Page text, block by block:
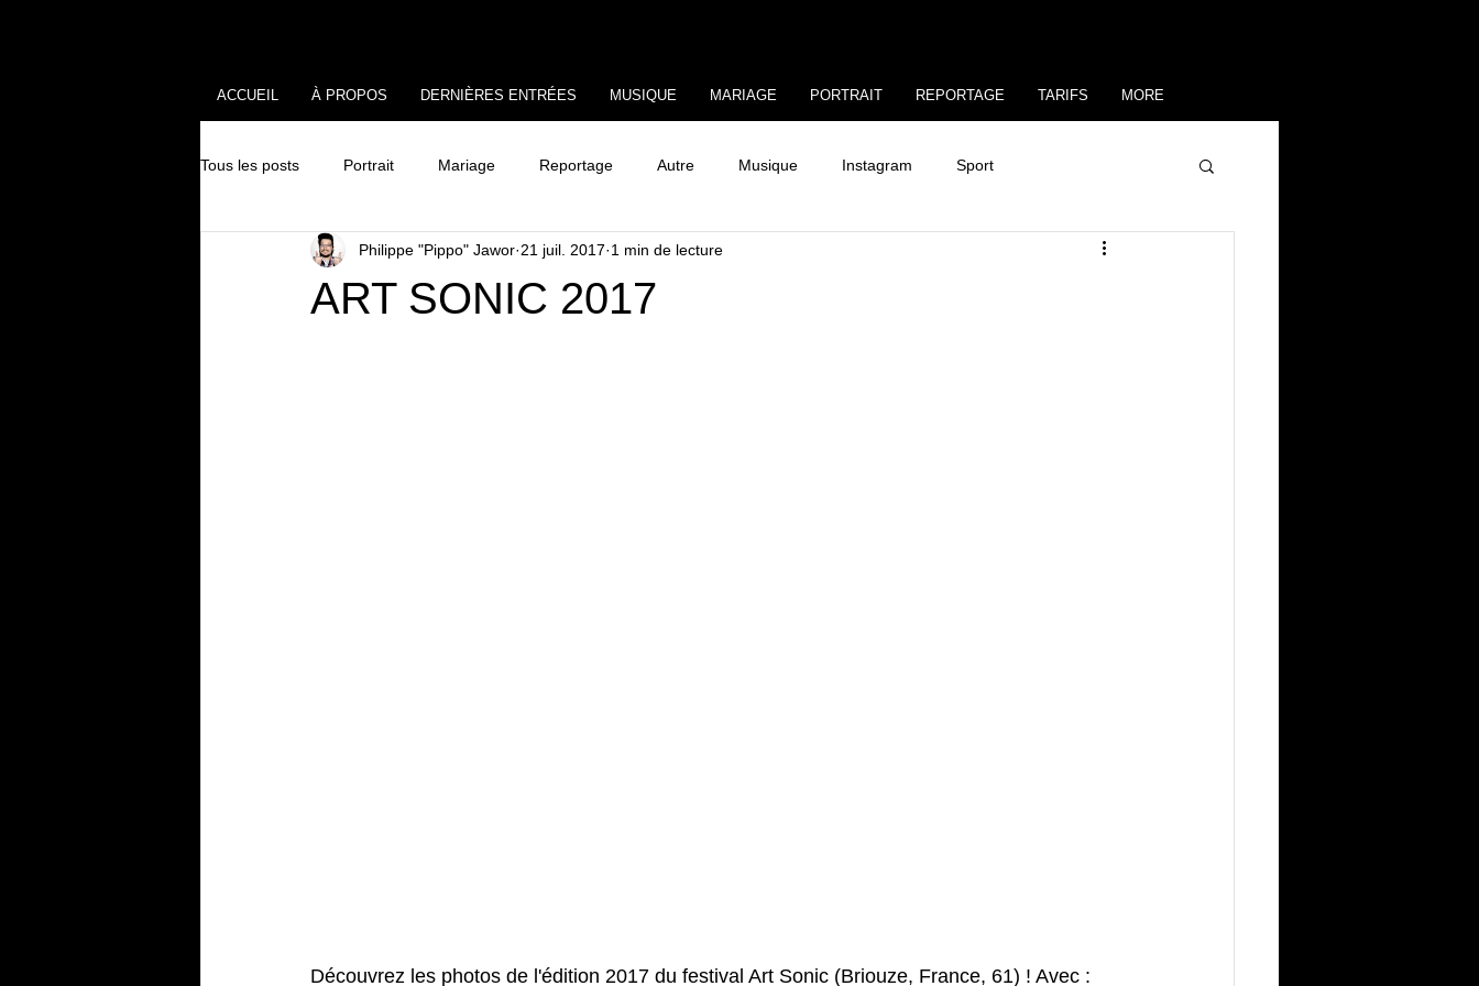
ACCUEIL À PROPOS DERNIÈRES ENTRÉES MUSIQUE MARIAGE PORTRAIT REPORTAGE TARIFS MORE
Tous les posts Portrait Mariage Reportage Autre Musique Instagram Sport
ART SONIC 2017
Philippe "Pippo" Jawor 21 juil. 2017 1 min de lecture
Découvrez les photos de l'édition 2017 du festival Art Sonic (Briouze, France, 61) ! Avec :